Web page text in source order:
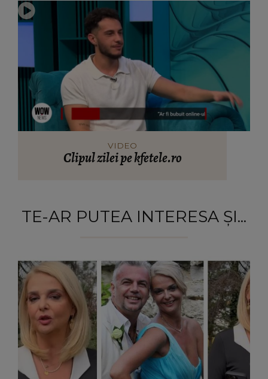
VIDEO
Clipul zilei pe kfetele.ro
TE-AR PUTEA INTERESA ȘI...